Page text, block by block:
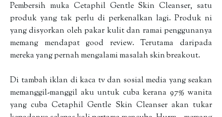
Pembersih muka Cetaphil Gentle Skin Cleanser, satu
produk yang tak perlu di perkenalkan lagi. Produk ni
yang disyorkan oleh pakar kulit dan ramai penggunanya
memang mendapat good review. Terutama daripada
mereka yang pernah mengalami masalah skin breakout.
Di tambah iklan di kaca tv dan sosial media yang seakan
memanggil-manggil aku untuk cuba kerana 97% wanita
yang cuba Cetaphil Gentle Skin Cleanser akan tukar